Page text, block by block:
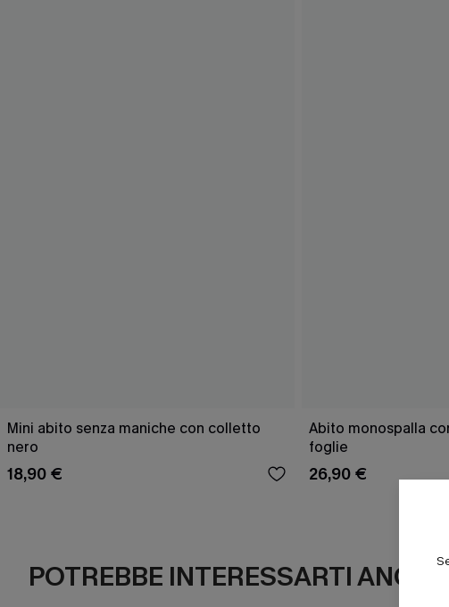
Mini abito senza maniche con colletto
nero
18,90 €
Abito monospalla
foglie
26,90 €
POTREBBE INTERESSARTI ANCHE